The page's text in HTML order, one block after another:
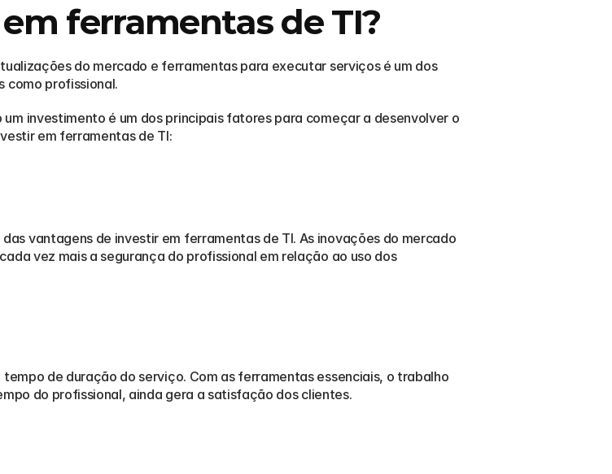
ferramentas de TI?
do mercado e ferramentas para executar serviços é um dos
como profissional.
investimento é um dos principais fatores para começar a desenvolver o
em ferramentas de TI:
vantagens de investir em ferramentas de TI. As inovações do mercado
vez mais a segurança do profissional em relação ao uso dos
de duração do serviço. Com as ferramentas essenciais, o trabalho
do profissional, ainda gera a satisfação dos clientes.